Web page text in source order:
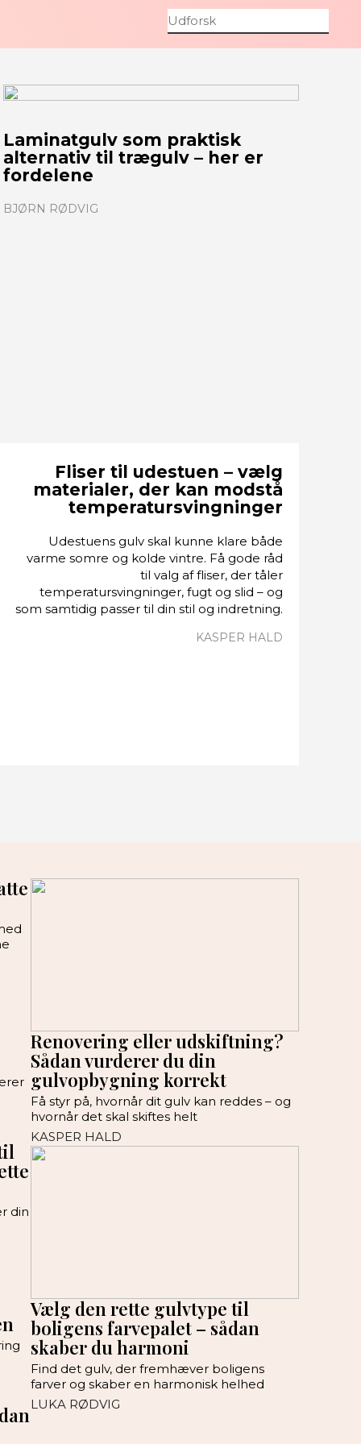
Laminatgulv som praktisk
alternativ til trægulv – her er
fordelene
BJØRN RØDVIG
Fliser til udestuen – vælg
materialer, der kan modstå
temperatursvingninger
Udestuens gulv skal kunne klare både
varme somre og kolde vintre. Få gode råd
til valg af fliser, der tåler
temperatursvingninger, fugt og slid – og
som samtidig passer til din stil og indretning.
KASPER HALD
din
Renovering eller udskiftning?
Sådan vurderer du din
gulvopbygning korrekt
Få styr på, hvornår dit gulv kan reddes – og
hvornår det skal skiftes helt
KASPER HALD
Vælg den rette gulvtype til
boligens farvepalet – sådan
skaber du harmoni
Find det gulv, der fremhæver boligens
farver og skaber en harmonisk helhed
LUKA RØDVIG